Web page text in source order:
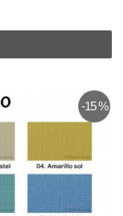
-15 %